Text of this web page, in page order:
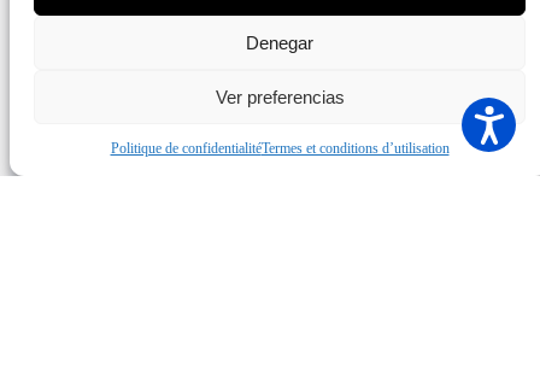
Denegar
Ver preferencias
Politique de confidentialitéTermes et conditions d’utilisation